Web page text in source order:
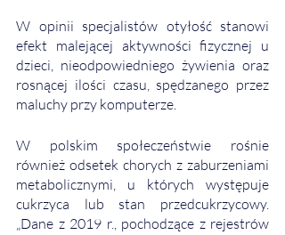
W opinii specjalistów otyłość stanowi
efekt malejącej aktywności fizycznej u
dzieci, nieodpowiedniego żywienia oraz
rosnącej ilości czasu, spędzanego przez
maluchy przy komputerze.
W polskim społeczeństwie rośnie
również odsetek chorych z zaburzeniami
metabolicznymi, u których występuje
cukrzyca lub stan przedcukrzycowy.
„Dane z 2019 r., pochodzące z rejestrów